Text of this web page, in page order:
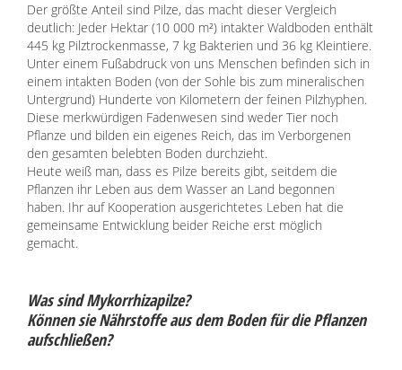
Der größte Anteil sind Pilze, das macht dieser Vergleich
deutlich: Jeder Hektar (10 000 m²) intakter Waldboden enthält
445 kg Pilztrockenmasse, 7 kg Bakterien und 36 kg Kleintiere.
Unter einem Fußabdruck von uns Menschen befinden sich in
einem intakten Boden (von der Sohle bis zum mineralischen
Untergrund) Hunderte von Kilometern der feinen Pilzhyphen.
Diese merkwürdigen Fadenwesen sind weder Tier noch
Pflanze und bilden ein eigenes Reich, das im Verborgenen
den gesamten belebten Boden durchzieht.
Heute weiß man, dass es Pilze bereits gibt, seitdem die
Pflanzen ihr Leben aus dem Wasser an Land begonnen
haben. Ihr auf Kooperation ausgerichtetes Leben hat die
gemeinsame Entwicklung beider Reiche erst möglich
gemacht.
Was sind Mykorrhizapilze?
Können sie Nährstoffe aus dem Boden für die Pflanzen
aufschließen?